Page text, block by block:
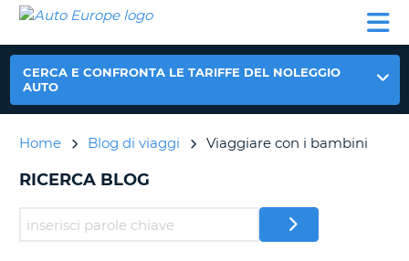
NOLEGGIO
NOLEGGIO
AUTO
EUROPE
NOLEGGIO
CAMPER
PARTNER
AIUTO
IL
CERCA E CONFRONTA LE TARIFFE DEL NOLEGGIO
AUTO
Home Blog di viaggi Viaggiare con i bambini
RICERCA BLOG